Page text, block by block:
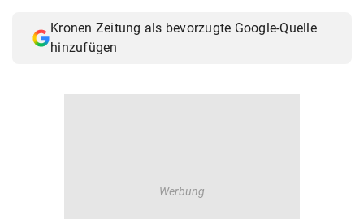
Kronen Zeitung als bevorzugte Google-Quelle
hinzufügen